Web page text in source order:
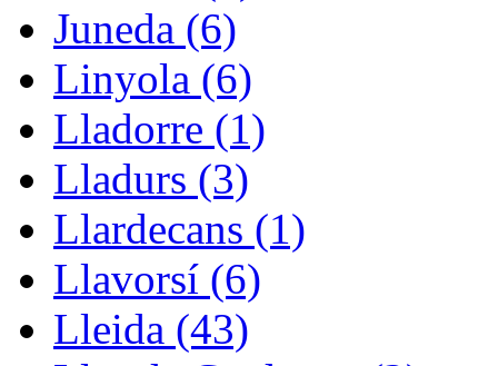
Juneda (6)
Linyola (6)
Lladorre (1)
Lladurs (3)
Llardecans (1)
Llavorsí (6)
Lleida (43)